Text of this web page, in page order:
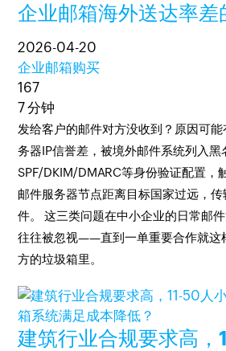
企业邮箱海外送达率差
2026-04-20
企业邮箱购买
167
7 分钟
发给客户的邮件对方没收到？原因可能
务器IP信誉差，被境外邮件系统列入黑
SPF/DKIM/DMARC等身份验证配置，
邮件服务器节点距离目标国家过远，
件。 这三类问题在中小企业的日常邮
往往被忽视——直到一单重要合作就这
方的垃圾箱里。
建筑行业合规要求高，